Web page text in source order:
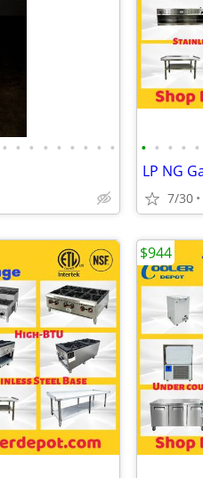
• • • • • • • • • • • • • •
7/30
$944